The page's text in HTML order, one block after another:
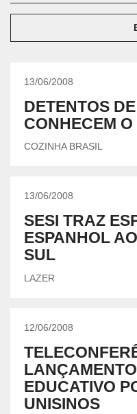
13/06/2008
DETENTOS
CONHECEM
COZINHA BRASIL
13/06/2008
SESI TRAZ
ESPANHOL
SUL
LAZER
12/06/2008
EDUCATIVO
UNISINOS